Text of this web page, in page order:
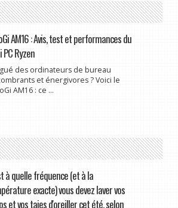
AM16 : Avis, test et performances du
PC Ryzen
des ordinateurs de bureau
et énergivores ? Voici le
AM16 : ce ...
à quelle fréquence (et à la
exacte) vous devez laver vos
et vos taies d'oreiller cet été, selon